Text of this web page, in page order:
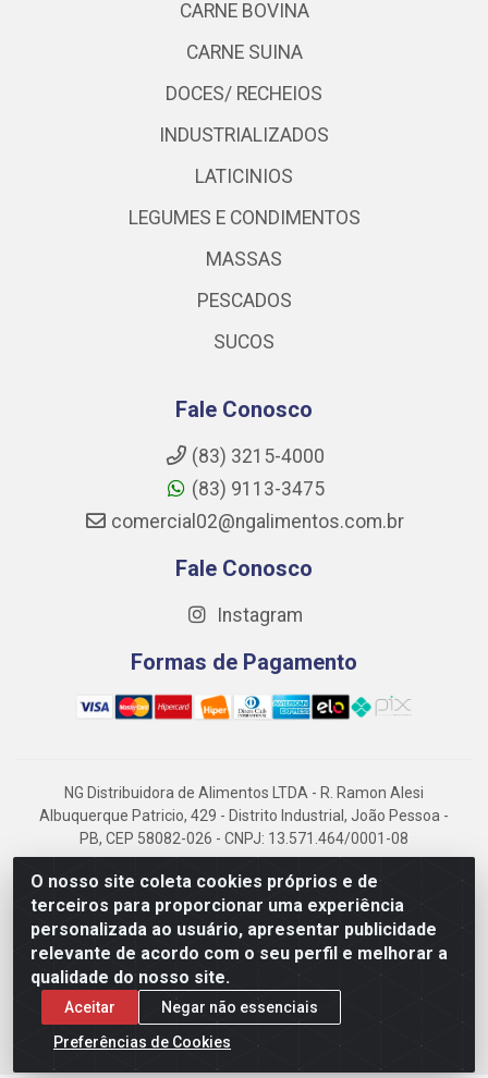
O nosso site coleta cookies próprios e de
terceiros para proporcionar uma experiência
personalizada ao usuário, apresentar publicidade
relevante de acordo com o seu perfil e melhorar a
qualidade do nosso site.
Aceitar
Negar não essenciais
Preferências de Cookies
CARNE BOVINA
CARNE SUINA
DOCES/ RECHEIOS
INDUSTRIALIZADOS
LATICINIOS
LEGUMES E CONDIMENTOS
MASSAS
PESCADOS
SUCOS
Fale Conosco
(83) 3215-4000
(83) 9113-3475
comercial02@ngalimentos.com.br
Fale Conosco
Instagram
Formas de Pagamento
NG Distribuidora de Alimentos LTDA - R. Ramon Alesi
Albuquerque Patricio, 429 - Distrito Industrial, João Pessoa -
PB, CEP 58082-026 - CNPJ: 13.571.464/0001-08
NG Alimentos, há mais de 14 anos no mercado paraibano, é
referência em frigorificados, destacando-se pela logística
eficiente e excelência.